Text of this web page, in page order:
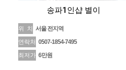
송파1인샵 별이
위 치
서울 전지역
연락처 0507-1854-7495
최저가 6만원